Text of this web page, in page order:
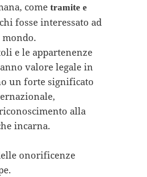
come tramite e
fosse interessato ad
e le appartenenze
valore legale in
un forte significato
alla
incarna.
onorificenze